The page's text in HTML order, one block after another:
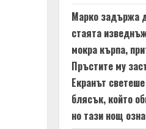
Марко задържа
стаята
мокра кърпа,
Пръстите му
Екранът
блясък, който
но тази нощ